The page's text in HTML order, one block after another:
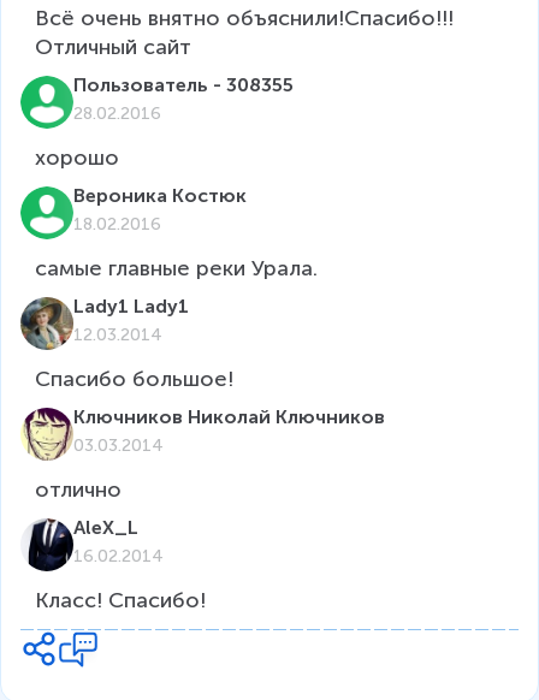
Всё очень внятно объяснили!Спасибо!!!
Отличный сайт
Пользователь - 308355
28.02.2016
хорошо
Вероника Костюк
18.02.2016
самые главные реки Урала.
Lady1 Lady1
12.03.2014
Спасибо большое!
Ключников Николай Ключников
03.03.2014
AleX_L
16.02.2014
Класс! Спасибо!